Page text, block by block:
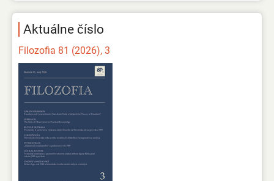
Aktuálne číslo
Filozofia 81 (2026), 3